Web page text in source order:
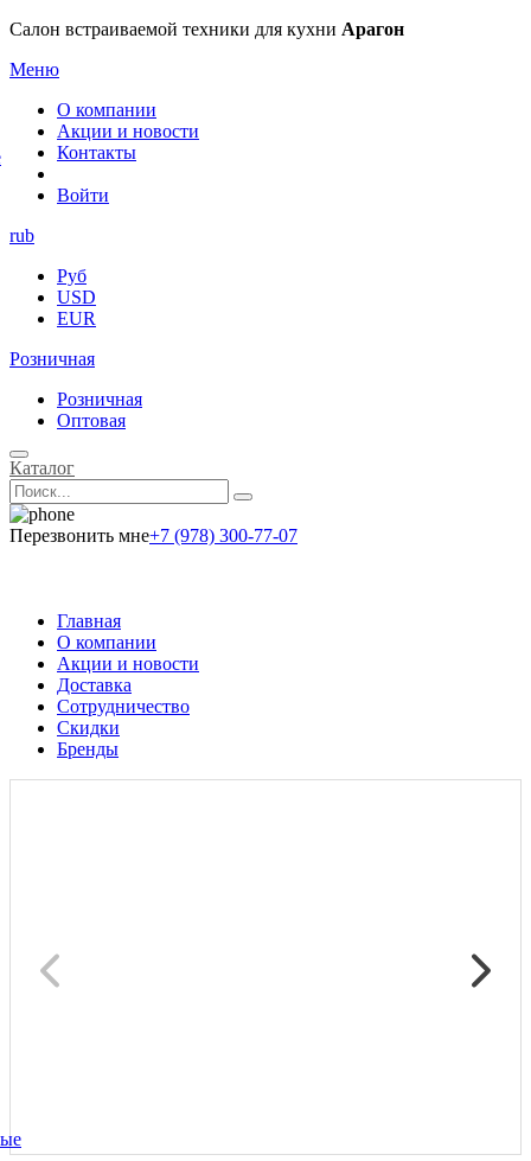
Салон встраиваемой техники для кухни Арагон
Меню
О компании
Акции и новости
Контакты
Войти
rub
Руб
USD
EUR
Розничная
Розничная
Оптовая
Каталог
Перезвонить мне+7 (978) 300-77-07
Главная
О компании
Акции и новости
Доставка
Сотрудничество
Скидки
Бренды